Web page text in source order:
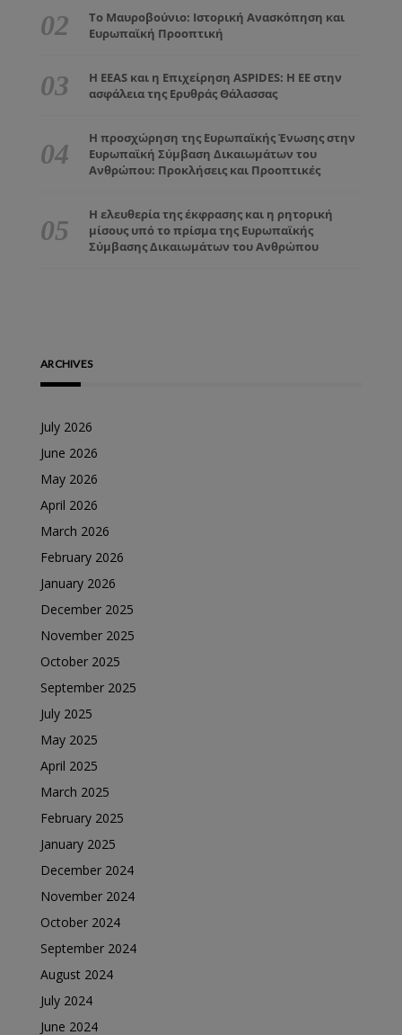
Το Μαυροβούνιο: Ιστορική Ανασκόπηση και
Ευρωπαϊκή Προοπτική
Η EEAS και η Επιχείρηση ASPIDES: Η ΕΕ στην
ασφάλεια της Ερυθράς Θάλασσας
Η προσχώρηση της Ευρωπαϊκής Ένωσης στην
Ευρωπαϊκή Σύμβαση Δικαιωμάτων του
Ανθρώπου: Προκλήσεις και Προοπτικές
Η ελευθερία της έκφρασης και η ρητορική
μίσους υπό το πρίσμα της Ευρωπαϊκής
Σύμβασης Δικαιωμάτων του Ανθρώπου
ARCHIVES
July 2026
June 2026
May 2026
April 2026
March 2026
February 2026
January 2026
December 2025
November 2025
October 2025
September 2025
July 2025
May 2025
April 2025
March 2025
February 2025
January 2025
December 2024
November 2024
October 2024
September 2024
August 2024
July 2024
June 2024